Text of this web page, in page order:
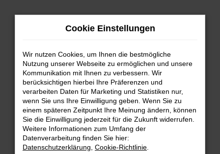
Zum
FEHLER: NETWORK ERROR
Beim Laden ist ein Fehler aufgetreten.
Hier sind ein paar Tipps, die dir helfen können:
Cookie Einstellungen
Wir nutzen Cookies, um Ihnen die bestmögliche
Nutzung unserer Webseite zu ermöglichen und unsere
Kommunikation mit Ihnen zu verbessern. Wir
berücksichtigen hierbei Ihre Präferenzen und
verarbeiten Daten für Marketing und Statistiken nur,
wenn Sie uns Ihre Einwilligung geben. Wenn Sie zu
einem späteren Zeitpunkt Ihre Meinung ändern, können
Sie die Einwilligung jederzeit für die Zukunft widerrufen.
Weitere Informationen zum Umfang der
Datenverarbeitung finden Sie hier:
Datenschutzerklärung Cookie-Richtlinie